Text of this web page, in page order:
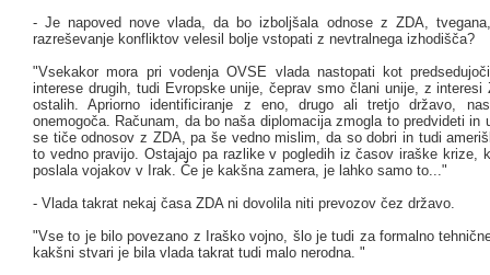
- Je napoved nove vlada, da bo izboljšala odnose z ZDA,
razreševanje konfliktov velesil bolje vstopati z nevtralnega izhodišča?
"Vsekakor mora pri vodenja OVSE vlada nastopati kot
interese drugih, tudi Evropske unije, čeprav smo člani unije, z interesi
ostalih. Apriorno identificiranje z eno, drugo ali tretjo državo,
onemogoča. Računam, da bo naša diplomacija zmogla to predvideti in
se tiče odnosov z ZDA, pa še vedno mislim, da so dobri in tudi
to vedno pravijo. Ostajajo pa razlike v pogledih iz časov iraške krize,
poslala vojakov v Irak. Če je kakšna zamera, je lahko samo to..."
- Vlada takrat nekaj časa ZDA ni dovolila niti prevozov čez državo.
"Vse to je bilo povezano z Iraško vojno, šlo je tudi za formalno
kakšni stvari je bila vlada takrat tudi malo nerodna. "